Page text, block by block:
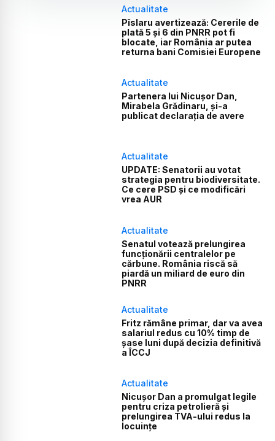
Actualitate
Pîslaru avertizează: Cererile de
plată 5 și 6 din PNRR pot fi
blocate, iar România ar putea
returna bani Comisiei Europene
Actualitate
Partenera lui Nicușor Dan,
Mirabela Grădinaru, și-a
publicat declarația de avere
Actualitate
UPDATE: Senatorii au votat
strategia pentru biodiversitate.
Ce cere PSD și ce modificări
vrea AUR
Actualitate
Senatul votează prelungirea
funcționării centralelor pe
cărbune. România riscă să
piardă un miliard de euro din
PNRR
Actualitate
Fritz rămâne primar, dar va avea
salariul redus cu 10% timp de
șase luni după decizia definitivă
a ÎCCJ
Actualitate
Nicușor Dan a promulgat legile
pentru criza petrolieră și
prelungirea TVA-ului redus la
locuințe